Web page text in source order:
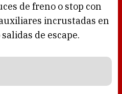
de freno o stop con
incrustadas en
de escape.